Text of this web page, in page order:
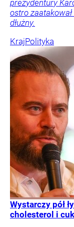
prezydentury
ostro
dłużny.
KrajPolityka
Wystarczy pół
cholesterol i